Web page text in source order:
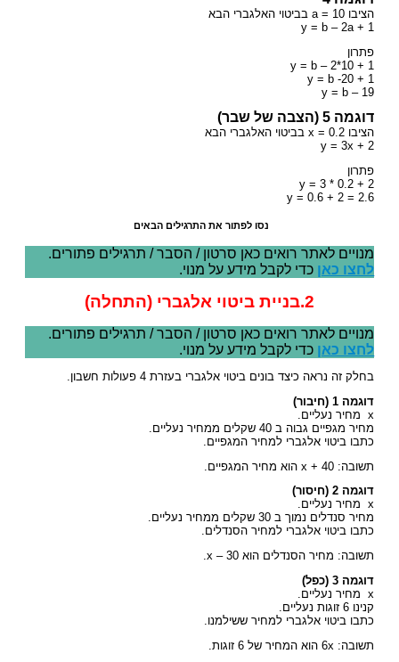
הציבו a = 10 בביטוי האלגברי הבא
y = b – 2a + 1
פתרון
y = b – 2*10 + 1
y = b -20 + 1
y = b – 19
דוגמה 5 (הצבה של שבר)
הציבו x = 0.2 בביטוי האלגברי הבא
y = 3x + 2
פתרון
y = 3 * 0.2 + 2
y = 0.6 + 2 = 2.6
נסו לפתור את התרגילים הבאים
מנויים לאתר רואים כאן סרטון / הסבר / תרגילים פתורים.
לחצו כאן כדי לקבל מידע על מנוי.
2.בניית ביטוי אלגברי (התחלה)
מנויים לאתר רואים כאן סרטון / הסבר / תרגילים פתורים.
לחצו כאן כדי לקבל מידע על מנוי.
בחלק זה נראה כיצד בונים ביטוי אלגברי בעזרת 4 פעולות חשבון.
דוגמה 1 (חיבור)
x מחיר נעליים.
מחיר מגפיים גבוה ב 40 שקלים ממחיר נעליים.
כתבו ביטוי אלגברי למחיר המגפיים.
תשובה: x + 40 הוא מחיר המגפיים.
דוגמה 2 (חיסור)
x מחיר נעליים.
מחיר סנדלים נמוך ב 30 שקלים ממחיר נעליים.
כתבו ביטוי אלגברי למחיר הסנדלים.
תשובה: מחיר הסנדלים הוא x – 30.
דוגמה 3 (כפל)
x מחיר נעליים.
קנינו 6 זוגות נעליים.
כתבו ביטוי אלגברי למחיר ששילמנו.
תשובה: 6x הוא המחיר של 6 זוגות.